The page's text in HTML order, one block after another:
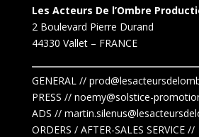
Les Acteurs De l’Ombre
2 Boulevard Pierre Durand
44330 Vallet– FRANCE
GENERAL //
PRESS // noemy@solstice-
ADS // martin.silenus
ORDERS / AFTER-SALES SERVICE //